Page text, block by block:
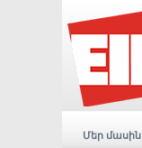
Մեր մասին